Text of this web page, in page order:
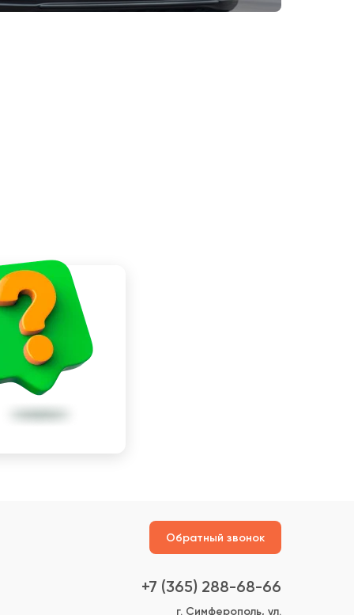
Обратный звонок
+7 (365) 288-68-66
г. Симферополь, ул.